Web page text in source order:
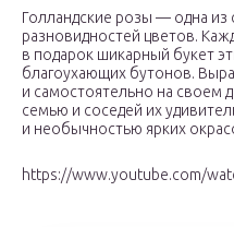
Голландские розы — одна из
разновидностей цветов.
в подарок шикарный букет
благоухающих бутонов.
и самостоятельно на своем
семью и соседей их
и необычностью ярких
https://www.youtube.com/